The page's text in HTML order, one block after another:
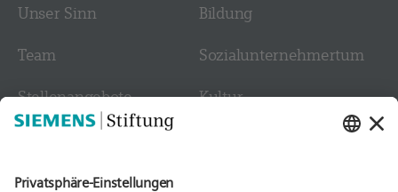
Unser Sinn
Team
Stellen­angebote
Bildung
Sozial­­unternehmer­tum
Kultur